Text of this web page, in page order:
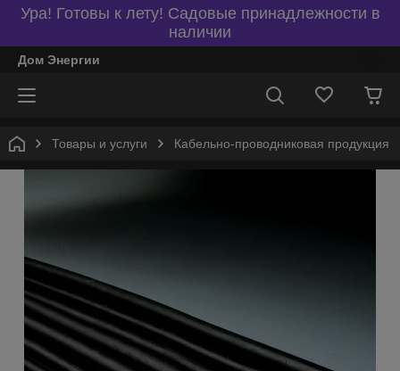
Ура! Готовы к лету! Садовые принадлежности в
наличии
Дом Энергии
Товары и услуги Кабельно-проводниковая продукция